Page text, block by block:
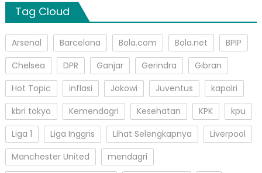
Tag Cloud
Arsenal Barcelona Bola.com Bola.net
BPIP
Chelsea
DPR Ganjar Gerindra
Gibran
Hot Topic
inflasi Jokowi Juventus
kapolri
kbri tokyo
Kemendagri Kesehatan KPK
kpu
Liga 1
Liga Inggris Lihat Selengkapnya
Liverpool
Manchester United
mendagri